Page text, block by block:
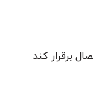
برقرار کند